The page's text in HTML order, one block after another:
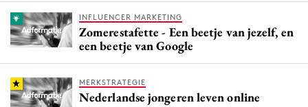
INFLUENCER MARKETING
Zomerestafette - Een beetje van jezelf, en
een beetje van Google
MERKSTRATEGIE
Nederlandse jongeren leven online